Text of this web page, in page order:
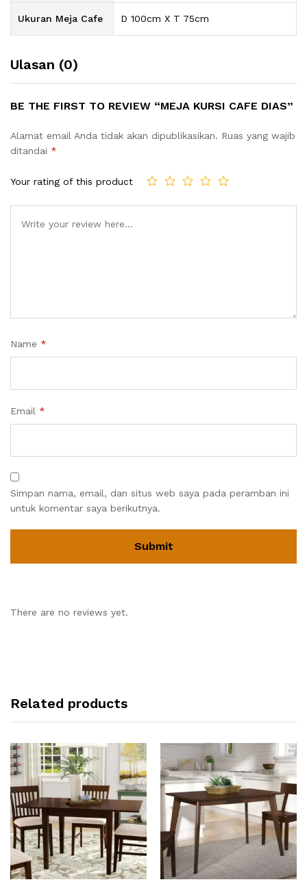
Ukuran Meja Cafe D 100cm X T 75cm
Ulasan (0)
BE THE FIRST TO REVIEW “MEJA KURSI CAFE DIAS”
Alamat email Anda tidak akan dipublikasikan. Ruas yang wajib
ditandai *
Your rating of this product
Name *
Email *
Simpan nama, email, dan situs web saya pada peramban ini
untuk komentar saya berikutnya.
There are no reviews yet.
Related products